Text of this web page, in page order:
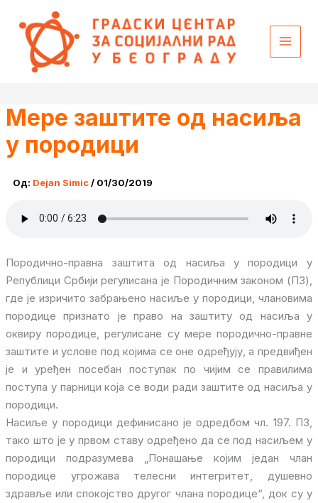
садржај
Мере заштите од насиља
у породици
Од: Dejan Simic/ 01/30/2019
Породично-правна заштита од насиља у породици у
Републици Србији регулисана је Породичним законом (ПЗ),
где је изричито забрањено насиље у породици, члановима
породице признато је право на заштиту од насиља у
oквиру породице, регулисане су мере породично-правне
заштите и услове под којима се оне одређују, а предвиђен
је и уређен посебан поступак по чијим се правилима
поступа у парници која се води ради заштите од насиља у
породици.
Насиље у породици дефинисано је одредбом чл. 197. ПЗ,
тако што је у првом ставу одређено да се под насиљем у
породици подразумева „Понашање којим један члан
породице угрожава телесни интегритет, душевно
здравље или спокојство другог члана породице“, док су у